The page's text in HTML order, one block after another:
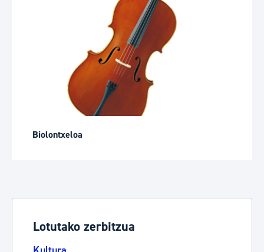
Biolontxeloa
Lotutako zerbitzua